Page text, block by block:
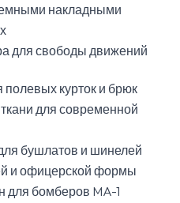
накладными
для свободы движений
курток и брюк
для современной
бушлатов и шинелей
и офицерской формы
для бомберов MA-1